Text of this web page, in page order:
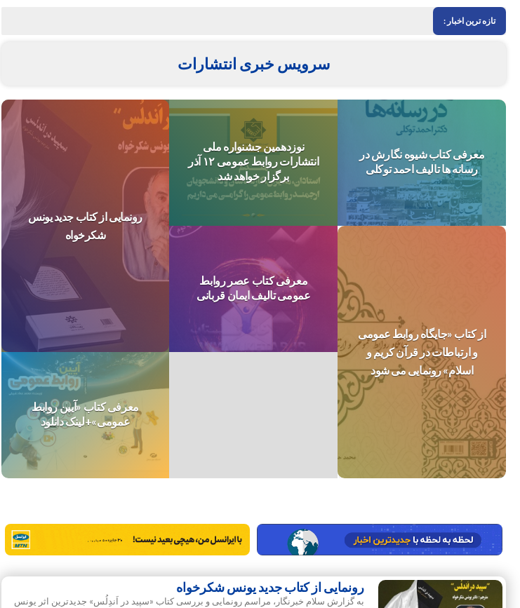
تازه ترین اخبار :
سرویس خبری انتشارات
رونمایی از کتاب جدید یونس
شکرخواه
نوزدهمین جشنواره ملی
انتشارات روابط‌ عمومی ۱۲ آذر
برگزار خواهد شد
معرفی کتاب شیوه نگارش در
رسانه ها تالیف احمد توکلی
معرفی کتاب عصر روابط
عمومی تالیف ایمان قربانی
از کتاب «جایگاه روابط عمومی
و ارتباطات در قرآن کریم و
اسلام» رونمایی می شود
معرفی کتاب «آیین روابط
عمومی»+لینک دانلود
رونمایی از کتاب جدید یونس شکرخواه
به گزارش سلام خبرنگار، مراسم رونمایی و بررسی کتاب «سپید در اَندِلُس» جدیدترین اثر یونس